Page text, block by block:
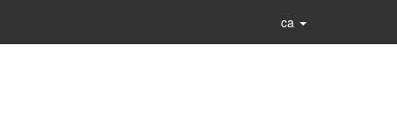
ca